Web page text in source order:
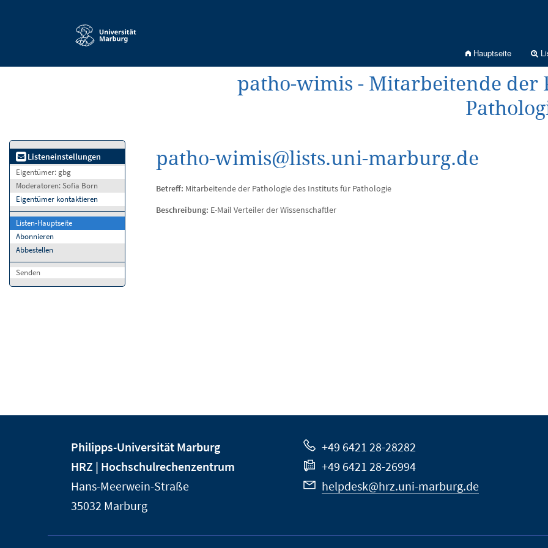
Hauptseite
patho-wimis - Mitarbeitende der
Listeneinstellungen
Eigentümer: gbg
Moderatoren:Sofia Born
Eigentümer kontaktieren
Listen-Hauptseite
Abonnieren
Abbestellen
Senden
patho-wimis@lists.uni-marburg.de
Betreff: Mitarbeitende der Pathologie des Instituts für Pathologie
Beschreibung: E-Mail Verteiler der Wissenschaftler
Informationen
der
Universität
Marburg
Philipps-Universität Marburg
HRZ | Hochschulrechenzentrum
Hans-Meerwein-Straße
35032 Marburg
+49 6421 28-28282
+49 6421 28-26994
helpdesk@hrz.uni-marburg.de